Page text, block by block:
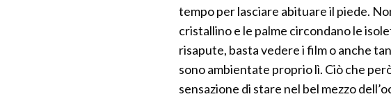
tempo per lasciare abituare il piede.
cristallino e le palme circondano le
risapute, basta vedere i film o anche
sono ambientate proprio lì. Ciò che
sensazione di stare nel bel mezzo